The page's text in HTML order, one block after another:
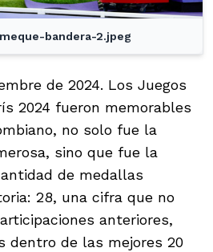
bandera-2.jpeg
de 2024. Los Juegos
2024 fueron memorables
no solo fue la
sino que fue la
de medallas
28, una cifra que no
anteriores,
dentro de las mejores 20